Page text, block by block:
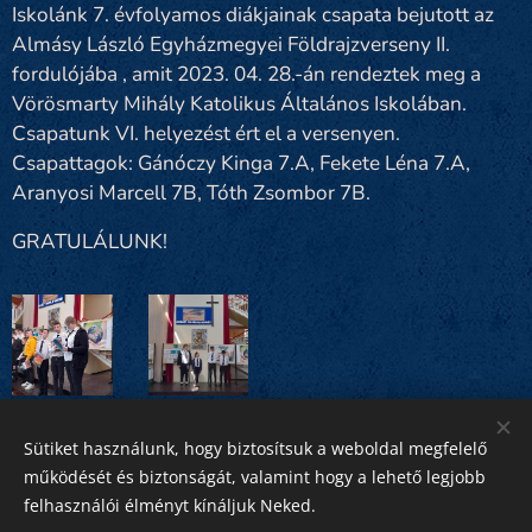
Iskolánk 7. évfolyamos diákjainak csapata bejutott az
Almásy László Egyházmegyei Földrajzverseny II.
fordulójába , amit 2023. 04. 28.-án rendeztek meg a
Vörösmarty Mihály Katolikus Általános Iskolában.
Csapatunk VI. helyezést ért el a versenyen.
Csapattagok: Gánóczy Kinga 7.A, Fekete Léna 7.A,
Aranyosi Marcell 7B, Tóth Zsombor 7B.
GRATULÁLUNK!
Share
Sütiket használunk, hogy biztosítsuk a weboldal megfelelő
működését és biztonságát, valamint hogy a lehető legjobb
felhasználói élményt kínáljuk Neked.